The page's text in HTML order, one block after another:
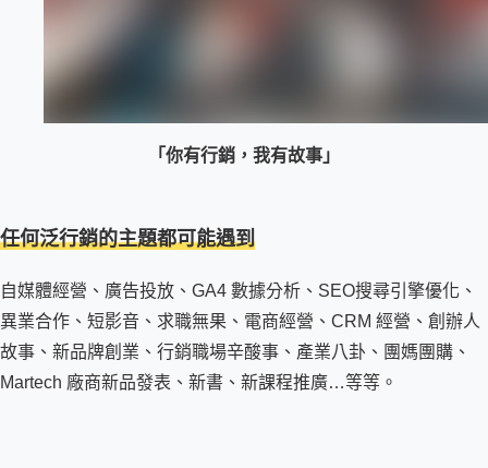
「你有行銷，我有故事」
任何泛行銷的主題都可能遇到
自媒體經營、廣告投放、GA4 數據分析、SEO搜尋引擎優化、
異業合作、短影音、求職無果、電商經營、CRM 經營、創辦人
故事、新品牌創業、行銷職場辛酸事、產業八卦、團媽團購、
Martech 廠商新品發表、新書、新課程推廣…等等。